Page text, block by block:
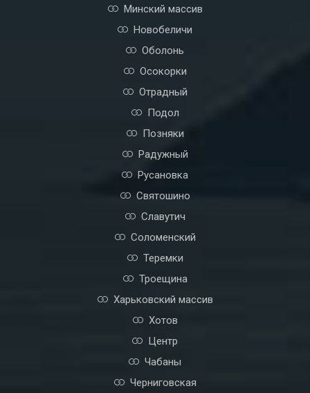
Минский массив
Новобеличи
Оболонь
Осокорки
Отрадный
Подол
Позняки
Радужный
Русановка
Святошино
Славутич
Соломенский
Теремки
Троещина
Харьковский массив
Хотов
Центр
Чабаны
Черниговская